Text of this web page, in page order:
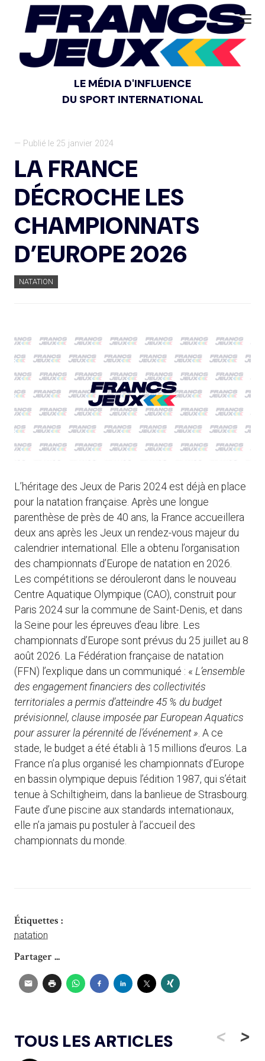
LE MÉDIA D'INFLUENCE
DU SPORT INTERNATIONAL
— Publié le 25 janvier 2024
LA FRANCE
DÉCROCHE LES
CHAMPIONNATS
D’EUROPE 2026
NATATION
L’héritage des Jeux de Paris 2024 est déjà en place
pour la natation française. Après une longue
parenthèse de près de 40 ans, la France accueillera
deux ans après les Jeux un rendez-vous majeur du
calendrier international. Elle a obtenu l’organisation
des championnats d’Europe de natation en 2026.
Les compétitions se dérouleront dans le nouveau
Centre Aquatique Olympique (CAO), construit pour
Paris 2024 sur la commune de Saint-Denis, et dans
la Seine pour les épreuves d’eau libre. Les
championnats d’Europe sont prévus du 25 juillet au 8
août 2026. La Fédération française de natation
(FFN) l’explique dans un communiqué : « L’ensemble
des engagement financiers des collectivités
territoriales a permis d’atteindre 45 % du budget
prévisionnel, clause imposée par European Aquatics
pour assurer la pérennité de l’événement ». A ce
stade, le budget a été établi à 15 millions d’euros. La
France n’a plus organisé les championnats d’Europe
en bassin olympique depuis l’édition 1987, qui s’était
tenue à Schiltigheim, dans la banlieue de Strasbourg.
Faute d’une piscine aux standards internationaux,
elle n’a jamais pu postuler à l’accueil des
championnats du monde.
Étiquettes :
natation
Partager ...
TOUS LES ARTICLES < >